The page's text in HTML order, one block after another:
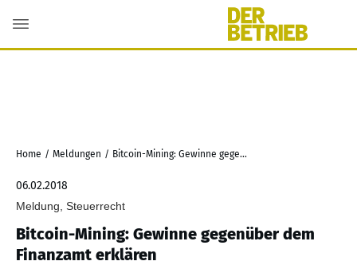
Home / Meldungen / Bitcoin-Mining: Gewinne gegenüber dem Finanzamt erklären
06.02.2018
Meldung, Steuerrecht
Bitcoin-Mining: Gewinne gegenüber dem
Finanzamt erklären